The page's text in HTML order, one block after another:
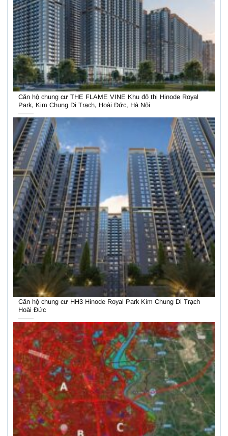
Căn hộ chung cư THE FLAME VINE Khu đô thị Hinode Royal
Park, Kim Chung Di Trạch, Hoài Đức, Hà Nội
Căn hộ chung cư HH3 Hinode Royal Park Kim Chung Di Trạch
Hoài Đức